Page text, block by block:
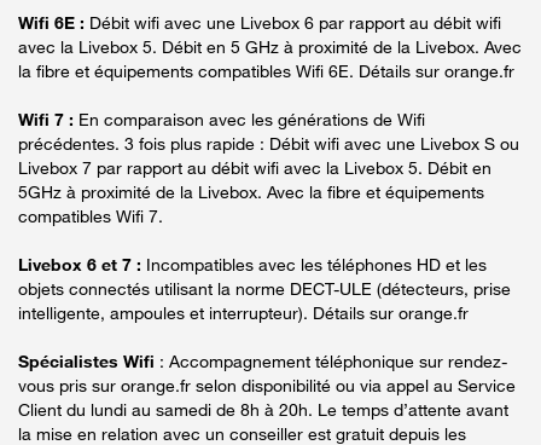
Wifi 6E : Débit wifi avec une Livebox 6 par rapport au débit wifi
avec la Livebox 5. Débit en 5 GHz à proximité de la Livebox. Avec
la fibre et équipements compatibles Wifi 6E. Détails sur orange.fr
Wifi 7 : En comparaison avec les générations de Wifi
précédentes. 3 fois plus rapide : Débit wifi avec une Livebox S ou
Livebox 7 par rapport au débit wifi avec la Livebox 5. Débit en
5GHz à proximité de la Livebox. Avec la fibre et équipements
compatibles Wifi 7.
Livebox 6 et 7 : Incompatibles avec les téléphones HD et les
objets connectés utilisant la norme DECT-ULE (détecteurs, prise
intelligente, ampoules et interrupteur). Détails sur orange.fr
Spécialistes Wifi : Accompagnement téléphonique sur rendez-
vous pris sur orange.fr selon disponibilité ou via appel au Service
Client du lundi au samedi de 8h à 20h. Le temps d’attente avant
la mise en relation avec un conseiller est gratuit depuis les